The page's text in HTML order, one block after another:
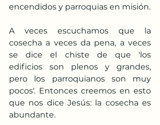
encendidos y parroquias en misión.
A veces escuchamos que la
cosecha a veces da pena, a veces
se dice el chiste de que 'los
edificios son plenos y grandes,
pero los parroquianos son muy
pocos'. Entonces creemos en esto
que nos dice Jesús: la cosecha es
abundante.